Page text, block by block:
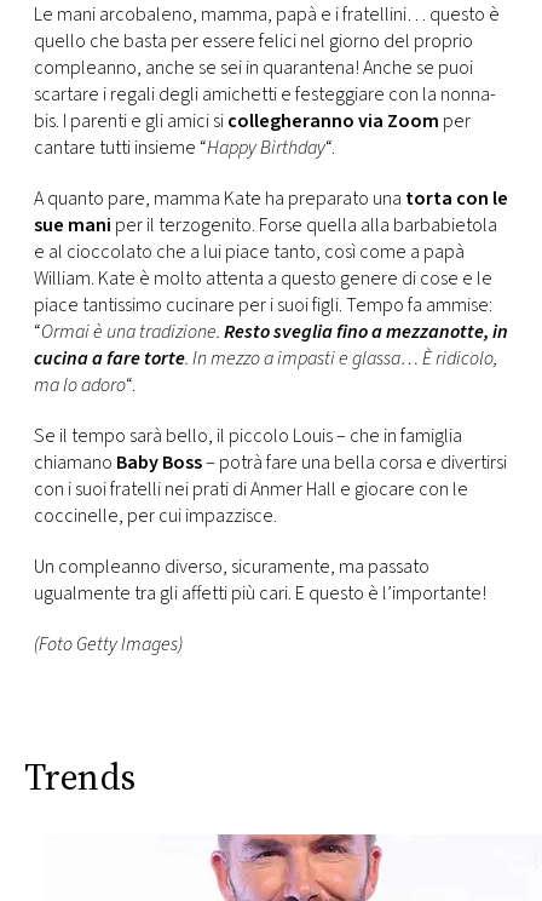
Le mani arcobaleno, mamma, papà e i fratellini… questo è
quello che basta per essere felici nel giorno del proprio
compleanno, anche se sei in quarantena! Anche se puoi
scartare i regali degli amichetti e festeggiare con la nonna-
bis. I parenti e gli amici sicollegheranno via Zoom per
cantare tutti insieme “Happy Birthday“.
A quanto pare, mamma Kate ha preparato una torta con le
sue mani per il terzogenito. Forse quella alla barbabietola
e al cioccolato che a lui piace tanto, così come a papà
William. Kate è molto attenta a questo genere di cose e le
piace tantissimo cucinare per i suoi figli. Tempo fa ammise:
“Ormai è una tradizione.Resto sveglia fino a mezzanotte, in
cucina a fare torte. In mezzo a impasti e glassa… È ridicolo,
ma lo adoro“.
Se il tempo sarà bello, il piccolo Louis – che in famiglia
chiamano Baby Boss– potrà fare una bella corsa e divertirsi
con i suoi fratelli nei prati di Anmer Hall e giocare con le
coccinelle, per cui impazzisce.
Un compleanno diverso, sicuramente, ma passato
ugualmente tra gli affetti più cari. E questo è l’importante!
(Foto Getty Images)
Trends